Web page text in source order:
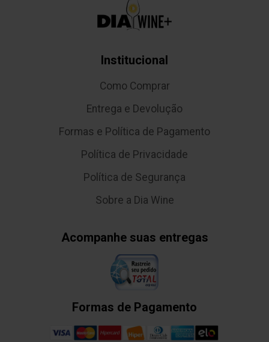
Institucional
Como Comprar
Entrega e Devolução
Formas e Política de Pagamento
Política de Privacidade
Política de Segurança
Sobre a Dia Wine
Acompanhe suas entregas
Formas de Pagamento